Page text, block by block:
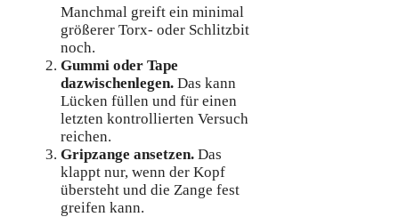
Manchmal greift ein minimal
größerer Torx- oder Schlitzbit
noch.
Gummi oder Tape
dazwischenlegen. Das kann
Lücken füllen und für einen
letzten kontrollierten Versuch
reichen.
Gripzange ansetzen. Das
klappt nur, wenn der Kopf
übersteht und die Zange fest
greifen kann.